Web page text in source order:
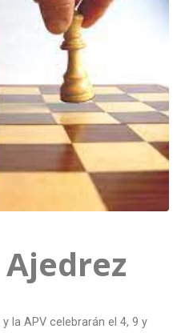
la APV celebrarán el 4, 9 y